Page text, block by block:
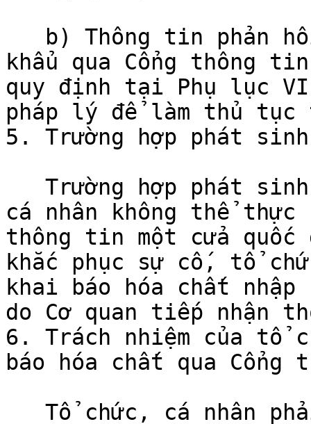
khẩu qua Cổng thông
quy định tại Phụ lục
pháp lý để làm thủ tục
5. Trường hợp phát
cá nhân không thể thực
thông tin một cửa
khắc phục sự cố, tổ
khai báo hóa chất nhập
do Cơ quan tiếp nhận
6. Trách nhiệm của tổ
báo hóa chất qua